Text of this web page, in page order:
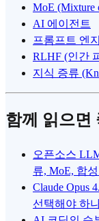
MoE (Mixture
AI 에이전트
프롬프트 엔
RLHF (인간
지식 증류
함께 읽으면
오픈소스
류, MoE, 합
Claude Opus
선택해야 하